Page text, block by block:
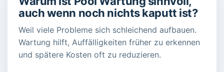
auch wenn noch nichts kaputt ist?
Weil viele Probleme sich schleichend aufbauen.
Wartung hilft, Auffälligkeiten früher zu erkennen
und spätere Kosten oft zu reduzieren.